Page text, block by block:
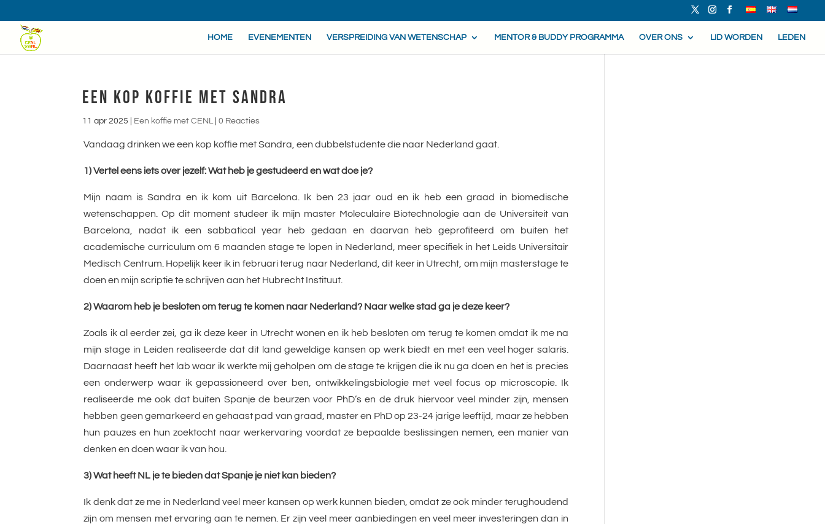
HOME EVENEMENTEN VERSPREIDING VAN WETENSCHAP MENTOR & BUDDY PROGRAMMA OVER ONS LID WORDEN LEDEN
EEN KOP KOFFIE MET SANDRA
11 apr 2025 Een koffie met CENL|0 Reacties
Vandaag drinken we een kop koffie met Sandra, een dubbelstudente die naar Nederland gaat.
1) Vertel eens iets over jezelf: Wat heb je gestudeerd en wat doe je?
Mijn naam is Sandra en ik kom uit Barcelona. Ik ben 23 jaar oud en ik heb een graad in biomedische
wetenschappen. Op dit moment studeer ik mijn master Moleculaire Biotechnologie aan de Universiteit van
Barcelona, nadat ik een sabbatical year heb gedaan en daarvan heb geprofiteerd om buiten het
academische curriculum om 6 maanden stage te lopen in Nederland, meer specifiek in het Leids Universitair
Medisch Centrum. Hopelijk keer ik in februari terug naar Nederland, dit keer in Utrecht, om mijn masterstage te
doen en mijn scriptie te schrijven aan het Hubrecht Instituut.
2) Waarom heb je besloten om terug te komen naar Nederland? Naar welke stad ga je deze keer?
Zoals ik al eerder zei, ga ik deze keer in Utrecht wonen en ik heb besloten om terug te komen omdat ik me na
mijn stage in Leiden realiseerde dat dit land geweldige kansen op werk biedt en met een veel hoger salaris.
Daarnaast heeft het lab waar ik werkte mij geholpen om de stage te krijgen die ik nu ga doen en het is precies
een onderwerp waar ik gepassioneerd over ben, ontwikkelingsbiologie met veel focus op microscopie. Ik
realiseerde me ook dat buiten Spanje de beurzen voor PhD’s en de druk hiervoor veel minder zijn, mensen
hebben geen gemarkeerd en gehaast pad van graad, master en PhD op 23-24 jarige leeftijd, maar ze hebben
hun pauzes en hun zoektocht naar werkervaring voordat ze bepaalde beslissingen nemen, een manier van
denken en doen waar ik van hou.
3) Wat heeft NL je te bieden dat Spanje je niet kan bieden?
Ik denk dat ze me in Nederland veel meer kansen op werk kunnen bieden, omdat ze ook minder terughoudend
zijn om mensen met ervaring aan te nemen. Er zijn veel meer aanbiedingen en veel meer investeringen dan in